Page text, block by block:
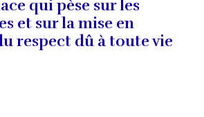
qui pèse sur les
et sur la mise en
respect dû à toute vie